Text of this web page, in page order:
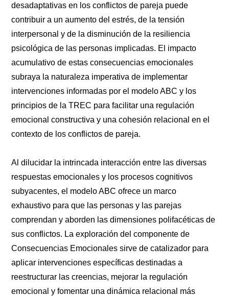
desadaptativas en los conflictos de pareja puede
contribuir a un aumento del estrés, de la tensión
interpersonal y de la disminución de la resiliencia
psicológica de las personas implicadas. El impacto
acumulativo de estas consecuencias emocionales
subraya la naturaleza imperativa de implementar
intervenciones informadas por el modelo ABC y los
principios de la TREC para facilitar una regulación
emocional constructiva y una cohesión relacional en el
contexto de los conflictos de pareja.
Al dilucidar la intrincada interacción entre las diversas
respuestas emocionales y los procesos cognitivos
subyacentes, el modelo ABC ofrece un marco
exhaustivo para que las personas y las parejas
comprendan y aborden las dimensiones polifacéticas de
sus conflictos. La exploración del componente de
Consecuencias Emocionales sirve de catalizador para
aplicar intervenciones específicas destinadas a
reestructurar las creencias, mejorar la regulación
emocional y fomentar una dinámica relacional más